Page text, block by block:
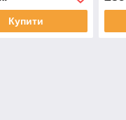
Купити